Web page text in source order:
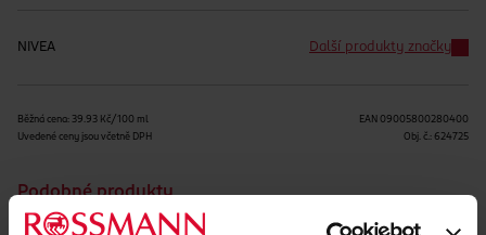
NIVEA Další produkty značky
Běžná cena: 39.93 Kč/100 ml
Uvedené ceny jsou včetně DPH
EAN 09005800280400
Obj. č.: 624725
Podobné produkty